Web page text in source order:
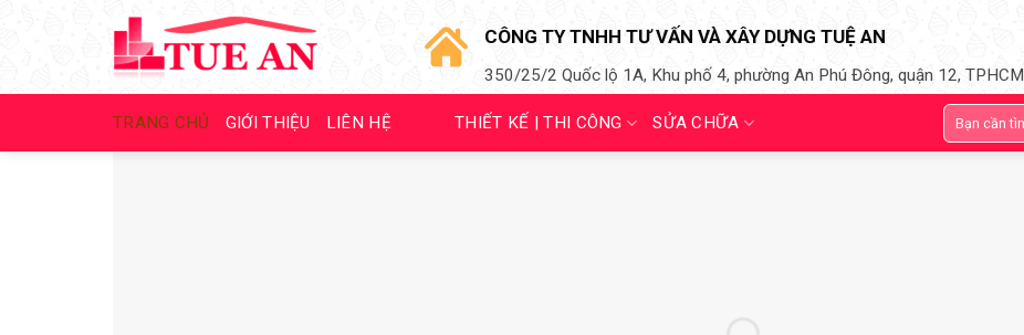
CÔNG TY TNHH TƯ VẤN VÀ XÂY DỰNG TUỆ AN
350/25/2 Quốc lộ 1A, Khu phố 4, phường An Phú Đông, quận 12, TPHCM
TRANG CHỦ GIỚI THIỆU LIÊN HỆ THIẾT KẾ | THI CÔNG SỬA CHỮA